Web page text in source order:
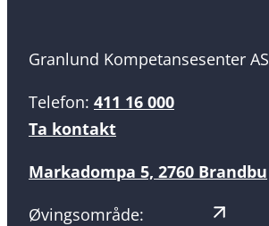
Granlund Kompetansesenter AS
Telefon: 411 16 000
Ta kontakt
Markadompa 5, 2760 Brandbu
Øvingsområde: